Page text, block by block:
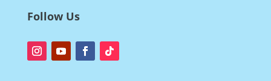
Follow Us